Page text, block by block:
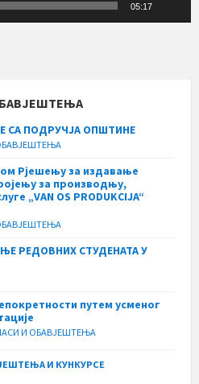
05:17
СА ПОДРУЧЈА ОПШТИНЕ
Рјешењу за издавање
за производњу,
„VAN OS PRODUKCIJA“
РЕДОВНИХ СТУДЕНАТА У
путем усменог
И ОБАВЈЕШТЕЊА
И КУНКУРСЕ